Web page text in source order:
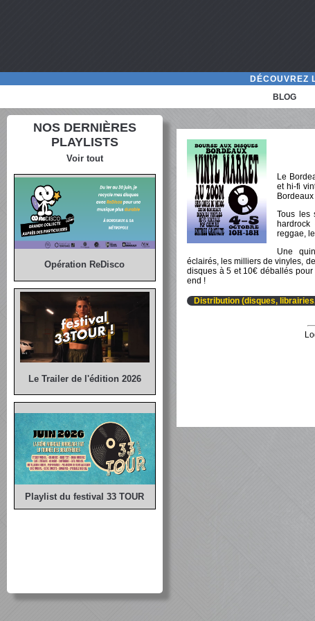
DÉCOUVREZ
BLOG
NOS DERNIÈRES
PLAYLISTS
Voir tout
Opération ReDisco
Le Trailer de l'édition 2026
Playlist du festival 33 TOUR
Le
et hi-fi
Tous les
reggae,
Une
éclairés, les milliers de vinyles,
disques à 5 et 10€ déballés
end !
Distribution (disques,